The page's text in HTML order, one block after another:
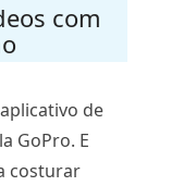
com
de
GoPro. E
costurar